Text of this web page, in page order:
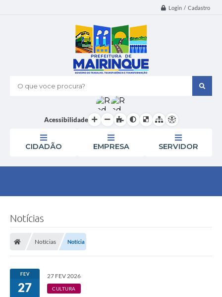
Login / Cadastro
O que voce procura?
Acessibilidade
CIDADÃO EMPRESA SERVIDOR
Notícias
Notícias Notícia
FEV
27
27 FEV 2026
CULTURA